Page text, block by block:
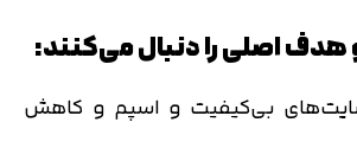
هدف اصلی را دنبال می‌کنند:
بی‌کیفیت و اسپم و کاهش